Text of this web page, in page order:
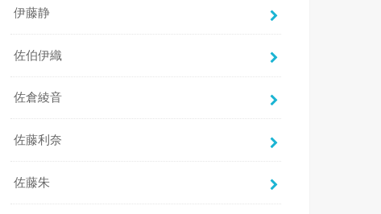
伊藤静
佐伯伊織
佐倉綾音
佐藤利奈
佐藤朱